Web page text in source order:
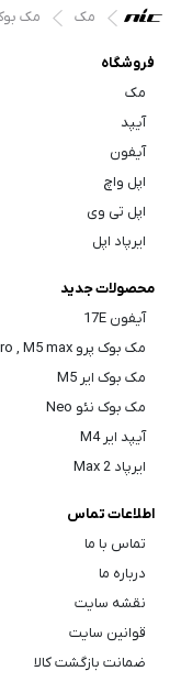
مک مک بوک
فروشگاه
مک
آیپد
آیفون
اپل واچ
اپل تی وی
ایرپاد اپل
محصولات جدید
آیفون 17E
مک بوک پرو M5 Pro , M5 max
مک بوک ایر M5
مک بوک نئو Neo
آیپد ایر M4
ایرپاد Max 2
اطلاعات تماس
تماس با ما
درباره ما
نقشه سایت
قوانین سایت
ضمانت بازگشت کالا